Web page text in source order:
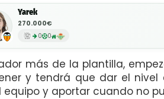
Yarek
270.000€
0 0
más de la plantilla,
y tendrá que dar el nivel
equipo y aportar cuando no